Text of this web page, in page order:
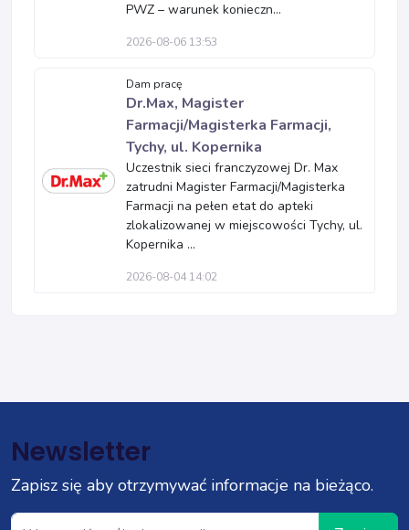
PWZ – warunek konieczn...
2026-08-06 13:53
Dam pracę
Dr.Max, Magister
Farmacji/Magisterka Farmacji,
Tychy, ul. Kopernika
Uczestnik sieci franczyzowej Dr. Max
zatrudni Magister Farmacji/Magisterka
Farmacji na pełen etat do apteki
zlokalizowanej w miejscowości Tychy, ul.
Kopernika ...
2026-08-04 14:02
Newsletter
Zapisz się aby otrzymywać informacje na bieżąco.